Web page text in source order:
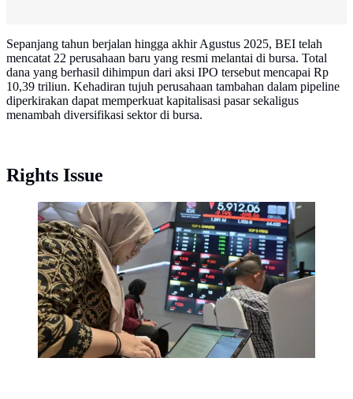
Sepanjang tahun berjalan hingga akhir Agustus 2025, BEI telah
mencatat 22 perusahaan baru yang resmi melantai di bursa. Total
dana yang berhasil dihimpun dari aksi IPO tersebut mencapai Rp
10,39 triliun. Kehadiran tujuh perusahaan tambahan dalam pipeline
diperkirakan dapat memperkuat kapitalisasi pasar sekaligus
menambah diversifikasi sektor di bursa.
Rights Issue
Sebanyak 11 saham melaju di zona hijau dan 586
saham di zona merah. Sedangkan 52 saham lainnya
stagnan. (BAY ISMOYO/AFP)